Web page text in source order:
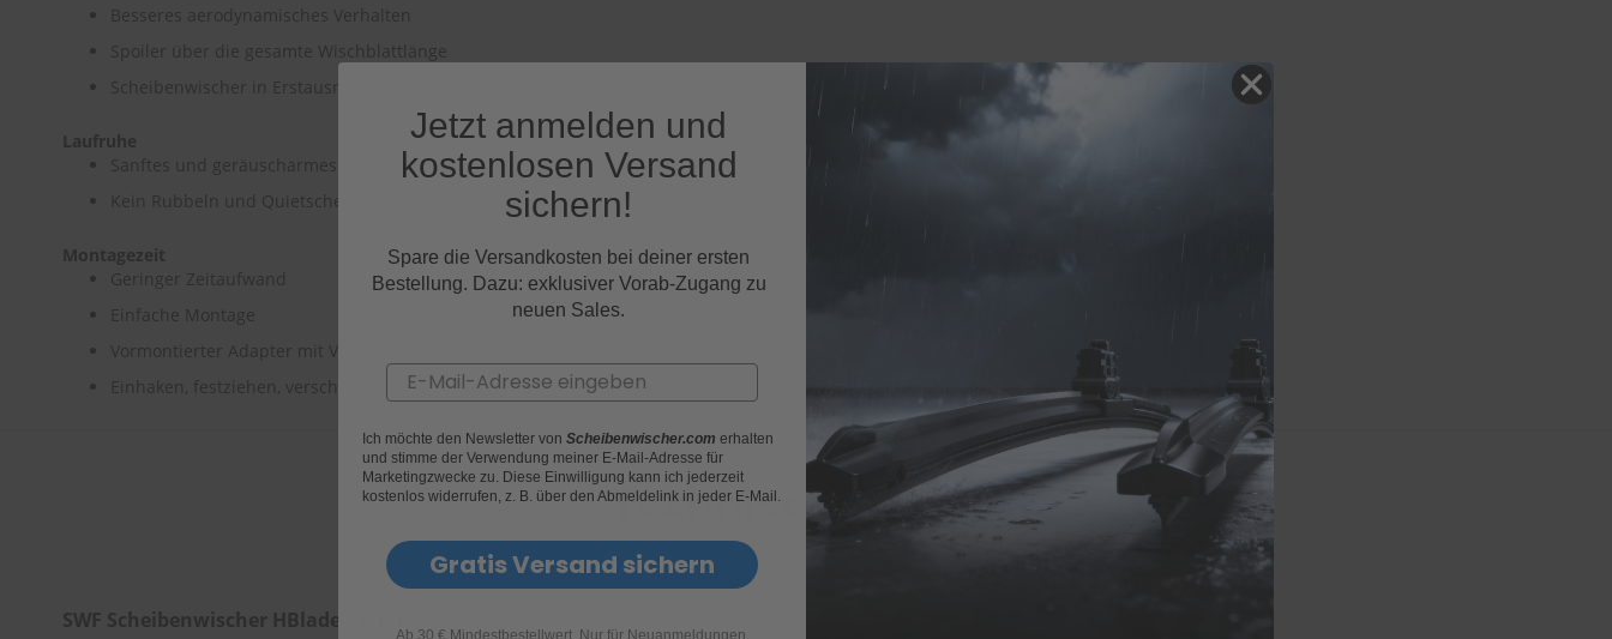
Besseres aerodynamisches Verhalten
Spoiler über die gesamte Wischblattlänge
Scheibenwischer in Erstausrüsterqualität
Laufruhe
Sanftes und geräuscharmes Wischen
Kein Rubbeln und Quietschen
Montagezeit
Geringer Zeitaufwand
Einfache Montage
Vormontierter Adapter mit Verschlusskappe
Einhaken, festziehen, verschließen, fertig
Technische Daten
SWF Scheibenwischer HBlade 550mm
Jetzt anmelden und
kostenlosen Versand
sichern!
Spare die Versandkosten bei deiner ersten
Bestellung. Dazu: exklusiver Vorab-Zugang zu
neuen Sales.
Email
Ich möchte den Newsletter von Scheibenwischer.com erhalten
und stimme der Verwendung meiner E-Mail-Adresse für
Marketingzwecke zu. Diese Einwilligung kann ich jederzeit
kostenlos widerrufen, z. B. über den Abmeldelink in jeder E-Mail.
Gratis Versand sichern
Ab 30 € Mindestbestellwert. Nur für Neuanmeldungen.